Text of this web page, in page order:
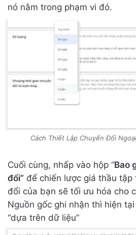
nó nằm trong phạm vi đó.
Cách Thiết Lập Chuyển Đổi
Cuối cùng, nhấp vào hộp “Bao
đổi” để chiến lược giá thầu tập
đổi của bạn sẽ tối ưu hóa cho
Nguồn gốc ghi nhận thì hiện
“dựa trên dữ liệu”